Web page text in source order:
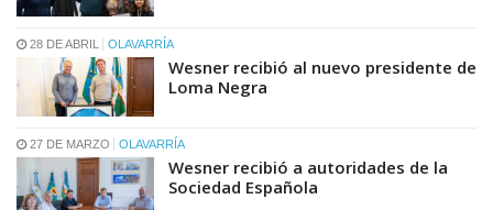
28 DE ABRIL OLAVARRÍA
Wesner recibió al nuevo presidente de
Loma Negra
27 DE MARZO OLAVARRÍA
Wesner recibió a autoridades de la
Sociedad Española